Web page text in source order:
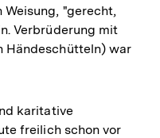
"gerecht,
Verbrüderung mit
Händeschütteln) war
karitative
freilich schon vor